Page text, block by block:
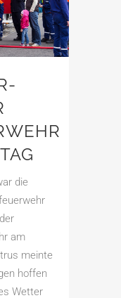
die
am
meinte
hoffen
Wetter